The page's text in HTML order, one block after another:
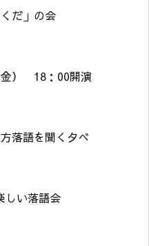
だ」の会
） 18：00開演
落語を聞く夕べ
しい落語会